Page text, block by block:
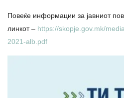
Повеќе информации за јавниот
линкот – https://skopje.gov.mk/
2021-alb.pdf